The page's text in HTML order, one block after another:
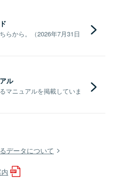
らから。（2026年7月31日
ル
マニュアルを掲載していま
データについて